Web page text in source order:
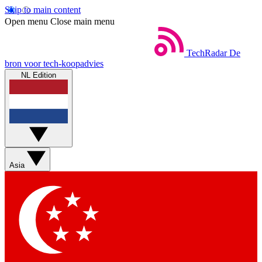
Skip to main content
Open menu Close main menu
TechRadar De
bron voor tech-koopadvies
NL Edition
Asia